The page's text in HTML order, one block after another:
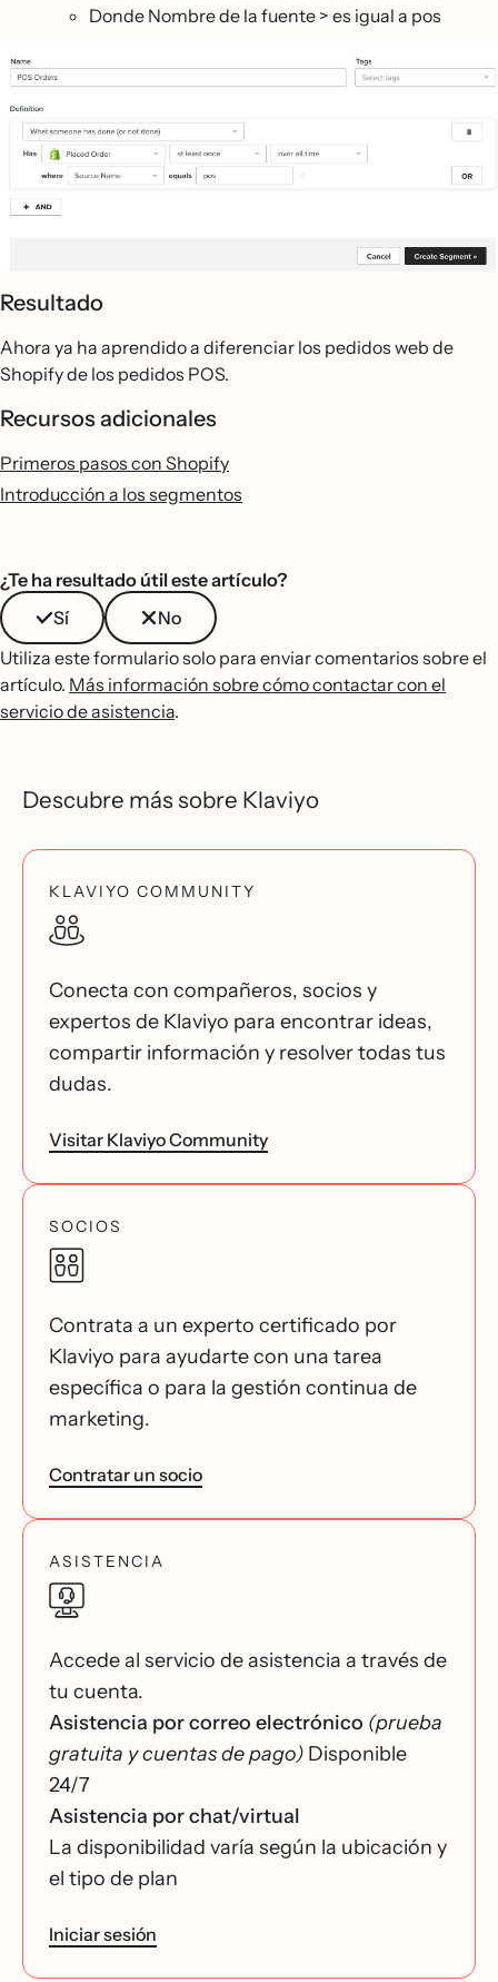
Donde Nombre de la fuente > es igual a pos
Resultado
Ahora ya ha aprendido a diferenciar los pedidos web de
Shopify de los pedidos POS.
Recursos adicionales
Primeros pasos con Shopify
Introducción a los segmentos
¿Te ha resultado útil este artículo?
Sí
No
Utiliza este formulario solo para enviar comentarios sobre el
artículo. Más información sobre cómo contactar con el
servicio de asistencia.
Descubre más sobre Klaviyo
KLAVIYO COMMUNITY
Conecta con compañeros, socios y
expertos de Klaviyo para encontrar ideas,
compartir información y resolver todas tus
dudas.
Visitar Klaviyo Community
SOCIOS
Contrata a un experto certificado por
Klaviyo para ayudarte con una tarea
específica o para la gestión continua de
marketing.
Contratar un socio
ASISTENCIA
Accede al servicio de asistencia a través de
tu cuenta.
Asistencia por correo electrónico (prueba
gratuita y cuentas de pago) Disponible
24/7
Asistencia por chat/virtual
La disponibilidad varía según la ubicación y
el tipo de plan
Iniciar sesión